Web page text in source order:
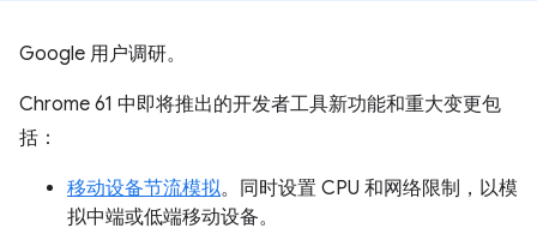
Google 用户调研。
Chrome 61 中即将推出的开发者工具新功能和重大变更包
括：
移动设备节流模拟。同时设置 CPU 和网络限制，以模
拟中端或低端移动设备。